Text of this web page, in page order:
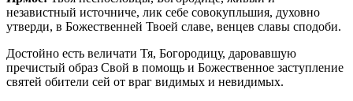
независтный источниче, лик себе совокупльшия, духовно
утверди, в Божественней Твоей славе, венцев славы сподоби.
Достойно есть величати Тя, Богородицу, даровавшую
пречистый образ Свой в помощь и Божественное заступление
святей обители сей от враг видимых и невидимых.